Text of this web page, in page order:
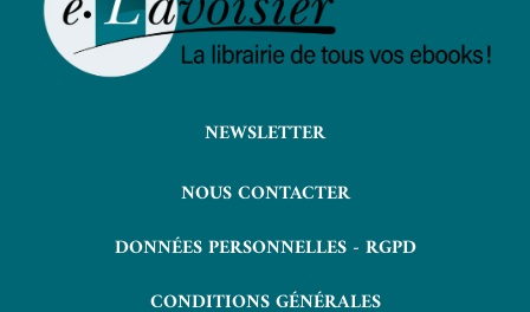
NEWSLETTER
NOUS CONTACTER
DONNÉES PERSONNELLES - RGPD
CONDITIONS GÉNÉRALES